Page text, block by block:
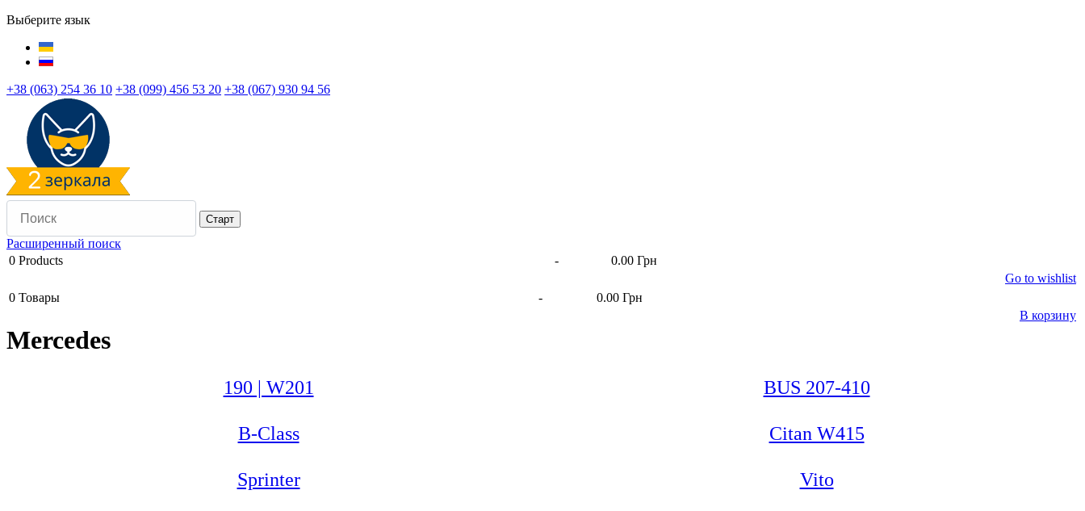
Выберите язык
+38 (063) 254 36 10 +38 (099) 456 53 20 +38 (067) 930 94 56
Расширенный поиск
0 Products -
0.00 Грн
Go to wishlist
0 Товары -
0.00 Грн
В корзину
Mercedes
190 | W201 BUS 207-410
B-Class Citan W415
Sprinter Vito